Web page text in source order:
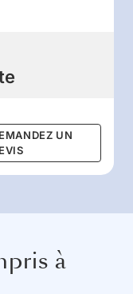
UN
à